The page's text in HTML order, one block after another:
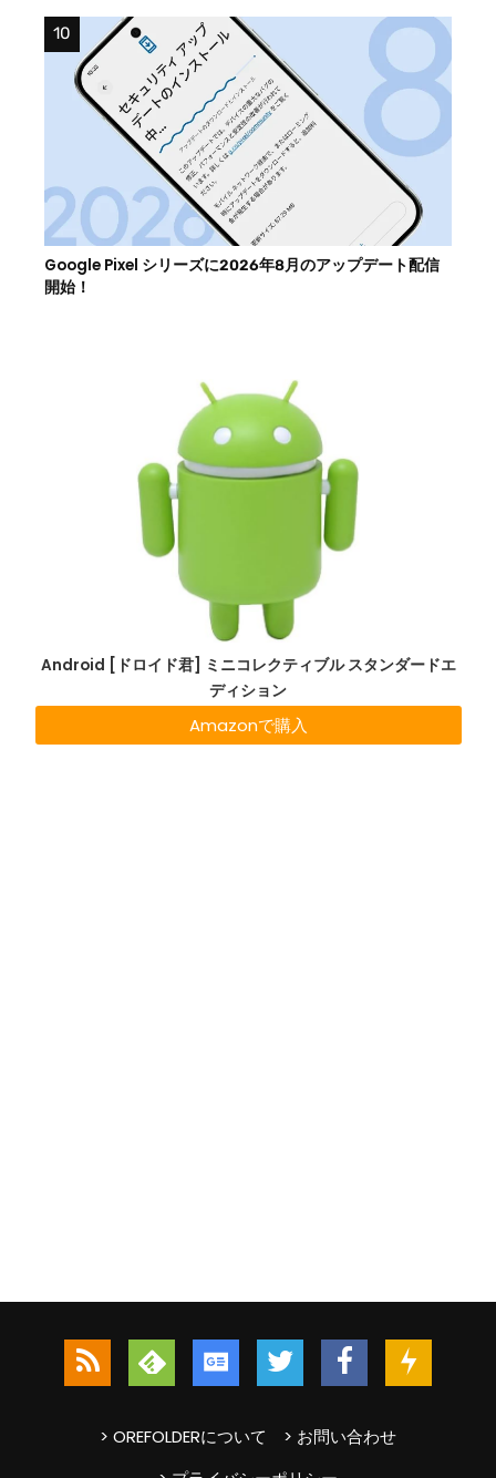
Google Pixel シリーズに2026年8月のアップデート配信
開始！
Android [ドロイド君] ミニコレクティブル スタンダードエ
ディション
Amazonで購入
> OREFOLDERについて
> お問い合わせ